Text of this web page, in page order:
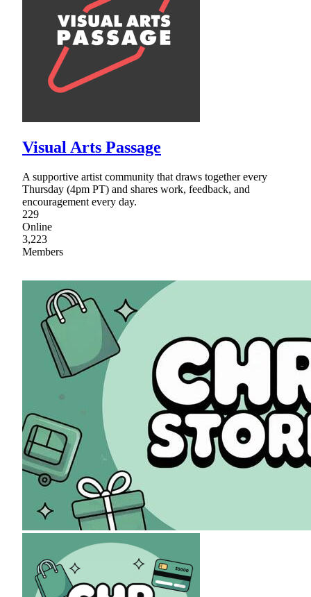
Visual Arts Passage
A supportive artist community that draws together every
Thursday (4pm PT) and shares work, feedback, and
encouragement every day.
229
Online
3,223
Members